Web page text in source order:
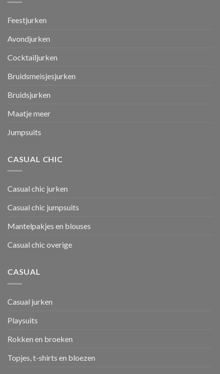
Feestjurken
Avondjurken
Cocktailjurken
Bruidsmeisjesjurken
Bruidsjurken
Maatje meer
Jumpsuits
CASUAL CHIC
Casual chic jurken
Casual chic jumpsuits
Mantelpakjes en blouses
Casual chic overige
CASUAL
Casual jurken
Playsuits
Rokken en broeken
Topjes, t-shirts en bloezen